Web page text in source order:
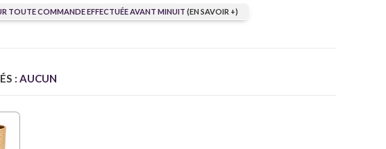
TOUTE COMMANDE EFFECTUÉE AVANT MINUIT (EN SAVOIR +)
: AUCUN